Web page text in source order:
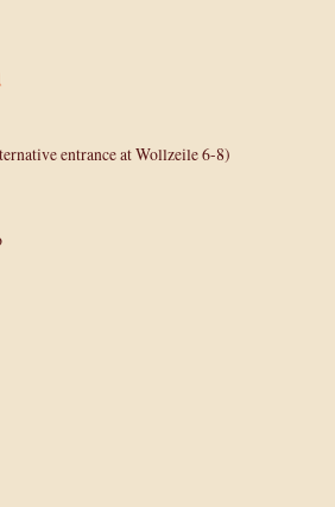
entrance at Wollzeile 6-8)